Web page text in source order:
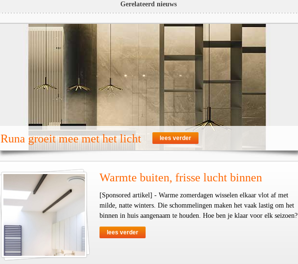
Gerelateerd nieuws
Runa groeit mee met het licht lees verder
Warmte buiten, frisse lucht binnen
[Sponsored artikel] - Warme zomerdagen wisselen elkaar vlot af met
milde, natte winters. Die schommelingen maken het vaak lastig om het
binnen in huis aangenaam te houden. Hoe ben je klaar voor elk seizoen?
lees verder